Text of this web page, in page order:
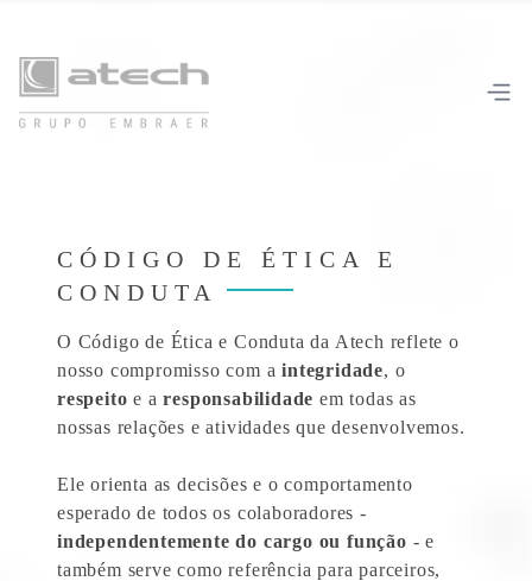
CÓDIGO DE ÉTICA E
CONDUTA
O Código de Ética e Conduta da Atech reflete o
nosso compromisso com aintegridade, o
respeito e aresponsabilidade em todas as
nossas relações e atividades que desenvolvemos.
Ele orienta as decisões e o comportamento
esperado de todos os colaboradores -
independentemente do cargo ou função - e
também serve como referência para parceiros,